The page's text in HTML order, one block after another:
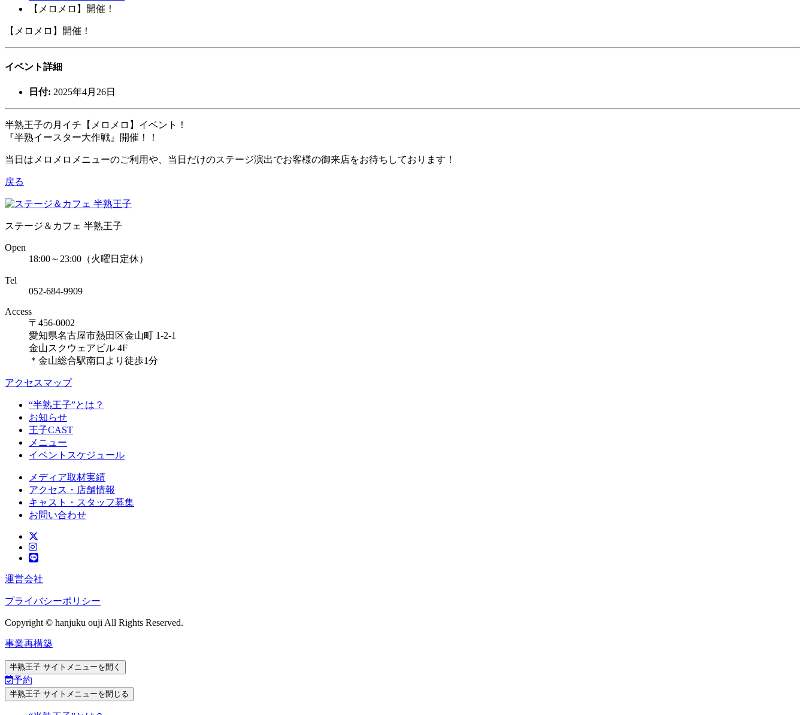
【メロメロ】開催！
【メロメロ】開催！
イベント詳細
日付: 2025年4月26日
半熟王子の月イチ【メロメロ】イベント！
『半熟イースター大作戦』開催！！
当日はメロメロメニューのご利用や、当日だけのステージ演出でお客様の御来店をお待ちしております！
戻る
ステージ＆カフェ 半熟王子
Open
18:00～23:00（火曜日定休）
Tel
052-684-9909
Access
〒456-0002
愛知県名古屋市熱田区金山町 1-2-1
金山スクウェアビル 4F
＊金山総合駅南口より徒歩1分
アクセスマップ
“半熟王子”とは？
お知らせ
王子CAST
メニュー
イベントスケジュール
メディア取材実績
アクセス・店舗情報
キャスト・スタッフ募集
お問い合わせ
運営会社
プライバシーポリシー
Copyright © hanjuku ouji All Rights Reserved.
事業再構築
半熟王子 サイトメニューを開く
予約
半熟王子 サイトメニューを閉じる